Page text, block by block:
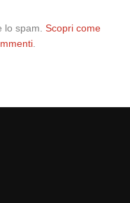
lo spam.Scopri come